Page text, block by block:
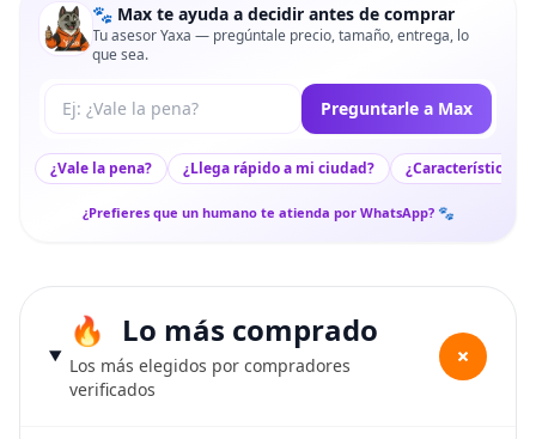
🐾 Max te ayuda a decidir antes de comprar
Tu asesor Yaxa — pregúntale precio, tamaño, entrega, lo
que sea.
Tu pregunta a Max Preguntarle a Max
¿Vale la pena? ¿Llega rápido a mi ciudad? ¿Características
¿Prefieres que un humano te atienda por WhatsApp? 🐾
Lo más comprado
Los más elegidos por compradores
verificados
+